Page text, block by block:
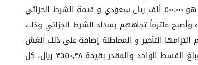
ألف ريال سعودي مقابل الحصول على التمويل لإنشاء العمارة محل التعاقد مع العلم أن مبلغ التمويل الذي سيحصل عليه المدعي هو ٥٠٠,٠٠٠ ألف ريال سعودي و قيمة الشرط الجزائي
الذي أقترض لأجله وأصبح ملتزماً تجاههم بسداد الشرط الجزائي وذلك
التأخير و المماطلة إضافة على ذلك الغش
والتدليس الصادر منها، وعليها فإنه تم فرض أقساط بعدد ٢٣٩ قسط على المدعي، حيث يتم استقطاع من دخل المدعي شهرياً مبلغ القسط الواحد والمقدر بقيمة ٣٥٥٠,٣٨ ريال، كل